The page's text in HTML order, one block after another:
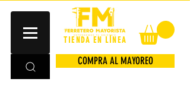
TIENDA EN LÍNEA
COMPRA AL MAYOREO